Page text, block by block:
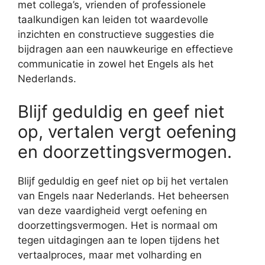
met collega’s, vrienden of professionele
taalkundigen kan leiden tot waardevolle
inzichten en constructieve suggesties die
bijdragen aan een nauwkeurige en effectieve
communicatie in zowel het Engels als het
Nederlands.
Blijf geduldig en geef niet
op, vertalen vergt oefening
en doorzettingsvermogen.
Blijf geduldig en geef niet op bij het vertalen
van Engels naar Nederlands. Het beheersen
van deze vaardigheid vergt oefening en
doorzettingsvermogen. Het is normaal om
tegen uitdagingen aan te lopen tijdens het
vertaalproces, maar met volharding en